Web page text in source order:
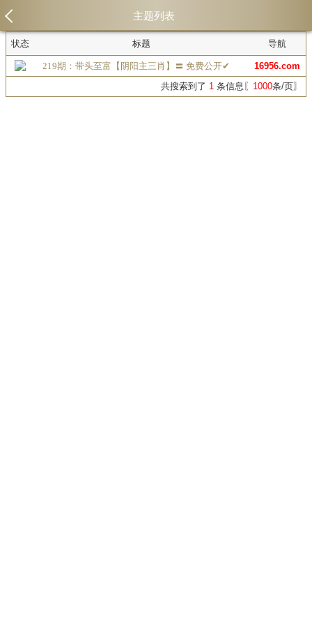
主题列表
状态 标题 导航
219期：带头至富【阴阳主三肖】〓 免费公开✔
16956.com
共搜索到了 1 条信息〖 1000条/页〗